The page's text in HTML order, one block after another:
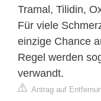
Tramal, Tilidin,
Für viele
einzige Chance
Regel werden
verwandt.
Antrag auf